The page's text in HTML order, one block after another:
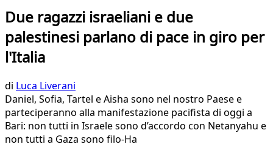
Due ragazzi israeliani e due
palestinesi parlano di pace in giro per
l'Italia
di Luca Liverani
Daniel, Sofia, Tartel e Aisha sono nel nostro Paese e
parteciperanno alla manifestazione pacifista di oggi a
Bari: non tutti in Israele sono d’accordo con Netanyahu e
non tutti a Gaza sono filo-Ha